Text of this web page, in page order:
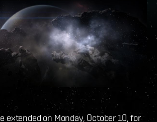
extended on Monday, October 10, for